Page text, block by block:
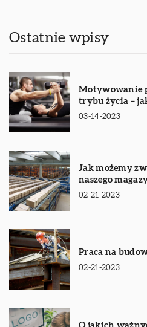
Ostatnie wpisy
Motywowanie
trybu życia –
03-14-2023
Jak możemy
naszego
02-21-2023
Praca na
02-21-2023